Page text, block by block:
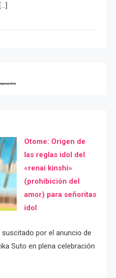
Otome: Orígen de
las reglas idol del
«renai kinshi»
(prohibición del
amor) para señoritas
idol
por el anuncio de
Suto en plena celebración